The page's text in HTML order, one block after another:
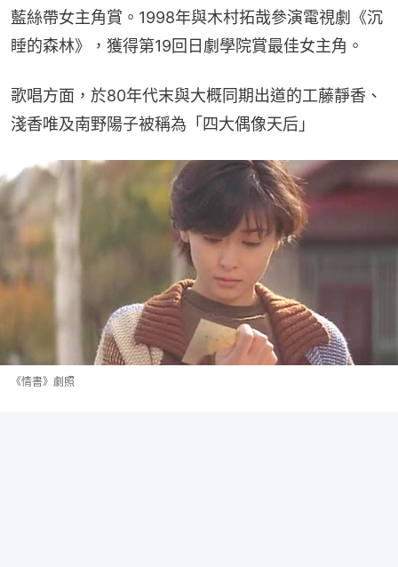
藍絲帶女主角賞。1998年與木村拓哉參演電視劇《沉
睡的森林》，獲得第19回日劇學院賞最佳女主角。
歌唱方面，於80年代末與大概同期出道的工藤靜香、
淺香唯及南野陽子被稱為「四大偶像天后」
《情書》劇照